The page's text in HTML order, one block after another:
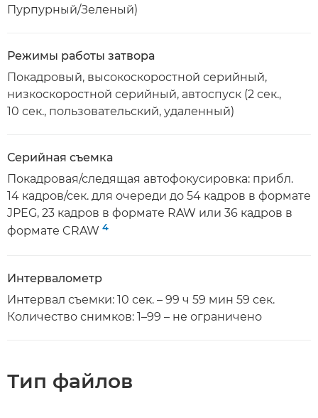
Пурпурный/Зеленый)
Режимы работы затвора
Покадровый, высокоскоростной серийный,
низкоскоростной серийный, автоспуск (2 сек.,
10 сек., пользовательский, удаленный)
Серийная съемка
Покадровая/следящая автофокусировка: прибл.
14 кадров/сек. для очереди до 54 кадров в формате
JPEG, 23 кадров в формате RAW или 36 кадров в
формате CRAW 4
Интервалометр
Интервал съемки: 10 сек. – 99 ч 59 мин 59 сек.
Количество снимков: 1–99 – не ограничено
Тип файлов